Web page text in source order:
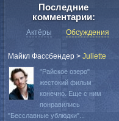
Последние
комментарии:
Актёры Обсуждения
Майкл Фассбендер > Juliette
"Райское озеро"
жестокий фильм
конечно. Еще с ним
понравились
"Бесславные ублюдки"...